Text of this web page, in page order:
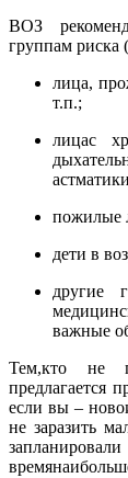
ВОЗ
группам риска
лица,
т.п.;
лицас
пожилые
дети в
другие
важные
Тем,кто не
предлагается
если вы –
не заразить